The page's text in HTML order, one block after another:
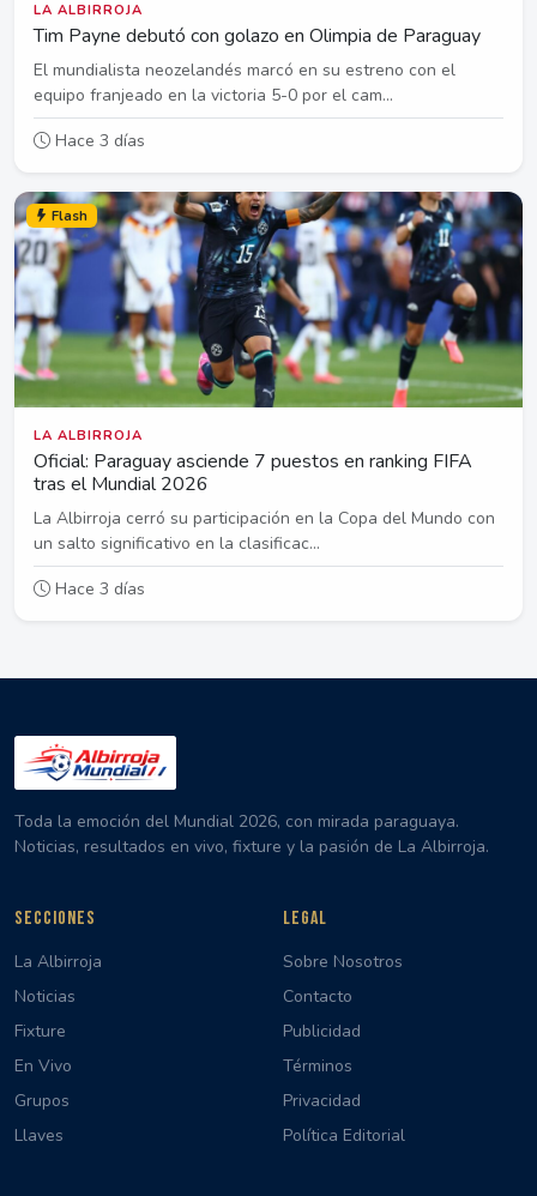
LA ALBIRROJA
Tim Payne debutó con golazo en Olimpia de Paraguay
El mundialista neozelandés marcó en su estreno con el
equipo franjeado en la victoria 5-0 por el cam...
Hace 3 días
Flash
LA ALBIRROJA
Oficial: Paraguay asciende 7 puestos en ranking FIFA
tras el Mundial 2026
La Albirroja cerró su participación en la Copa del Mundo con
un salto significativo en la clasificac...
Hace 3 días
Toda la emoción del Mundial 2026, con mirada paraguaya.
Noticias, resultados en vivo, fixture y la pasión de La Albirroja.
SECCIONES
La Albirroja
Noticias
Fixture
En Vivo
Grupos
Llaves
LEGAL
Sobre Nosotros
Contacto
Publicidad
Términos
Privacidad
Política Editorial